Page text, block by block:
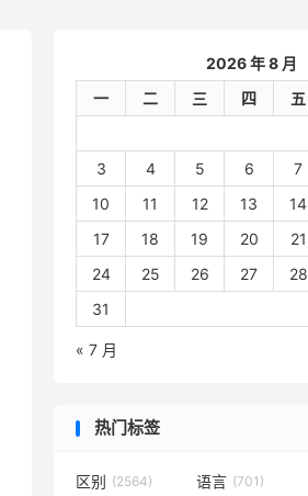
2026 年 8 月
一
二 三 四 五
3
4 5 6 7
10
11 12 13 14
17
18 19 20 21
24
25 26 27 28
31
« 7 月
热门标签
区别 (2564) 语言 (701)